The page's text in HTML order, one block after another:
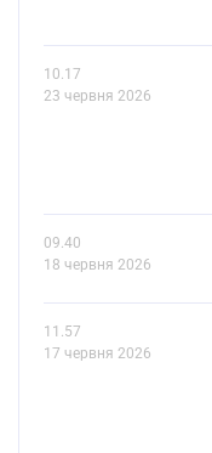
10.17
23 червня 2026
09.40
18 червня 2026
11.57
17 червня 2026